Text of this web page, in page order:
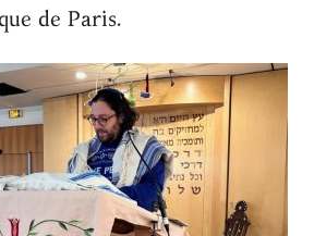
de Paris.